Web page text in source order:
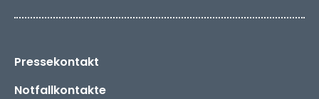
Pressekontakt
Notfallkontakte